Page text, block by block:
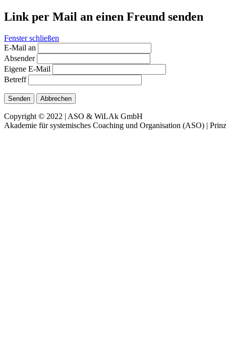
Link per Mail an einen Freund senden
Fenster schließen
E-Mail an
Absender
Eigene E-Mail
Betreff
Senden Abbrechen
Copyright © 2022 | ASO & WiLAk GmbH
Akademie für systemisches Coaching und Organisation (ASO) |